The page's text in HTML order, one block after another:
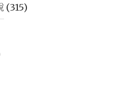
(315)